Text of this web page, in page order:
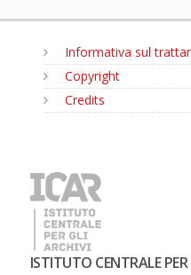
Informativa sul
Copyright
Credits
ISTITUTO CENTRALE